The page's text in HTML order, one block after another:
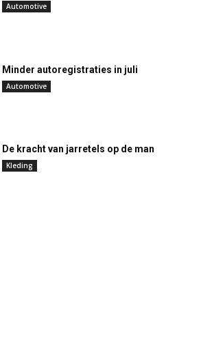
Automotive
Minder autoregistraties in juli
Automotive
De kracht van jarretels op de man
Kleding